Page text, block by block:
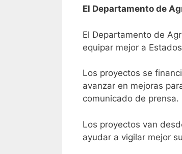
El Departamento de
El Departamento de
equipar mejor a
Los proyectos se
avanzar en mejoras
comunicado de prensa.
Los proyectos van
ayudar a vigilar mejor